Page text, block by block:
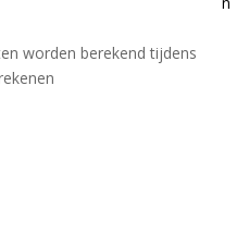
worden berekend tijdens